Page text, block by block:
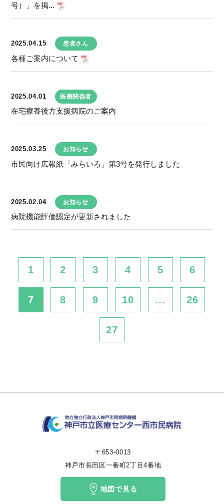
号）」を掲...
2025.04.15 患者さん
各種ご案内について
2025.04.01 医療関係者
在宅療養後方支援病院のご案内
2025.03.25 お知らせ
市民向け広報紙「みらいろ」第3号を発行しました
2025.02.04 お知らせ
病院機能評価認定が更新されました
1 2 3 4 5 6
7 8 9 10 ... 26
27
〒653-0013
神戸市長田区一番町2丁目4番地
地図で見る